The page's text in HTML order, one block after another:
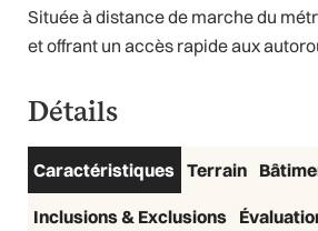
Située à distance de marche du
et offrant un accès rapide aux
Détails
Caractéristiques Terrain
Inclusions & Exclusions